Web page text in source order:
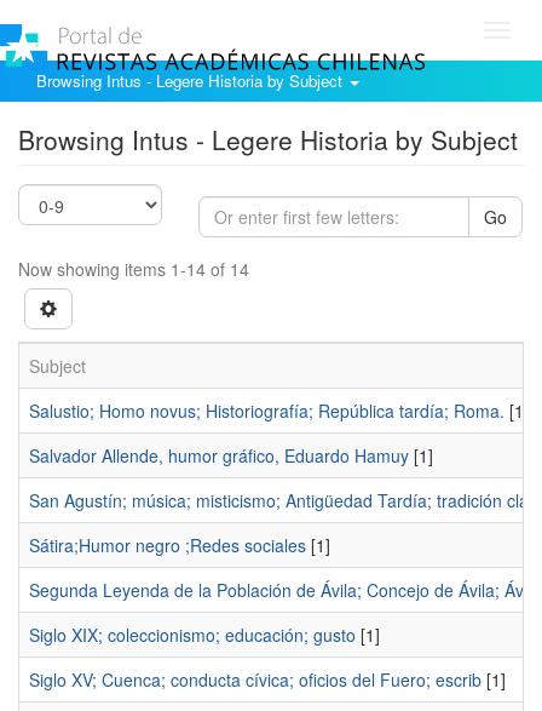
Browsing Intus - Legere Historia by Subject
Browsing Intus - Legere Historia by Subject
Go
Now showing items 1-14 of 14
Subject
Salustio; Homo novus; Historiografía; República tardía; Roma. [1]
Salvador Allende, humor gráfico, Eduardo Hamuy [1]
San Agustín; música; misticismo; Antigüedad Tardía; tradición
Sátira;Humor negro ;Redes sociales [1]
Segunda Leyenda de la Población de Ávila; Concejo de Ávila;
Siglo XIX; coleccionismo; educación; gusto [1]
Siglo XV; Cuenca; conducta cívica; oficios del Fuero; escrib [1]